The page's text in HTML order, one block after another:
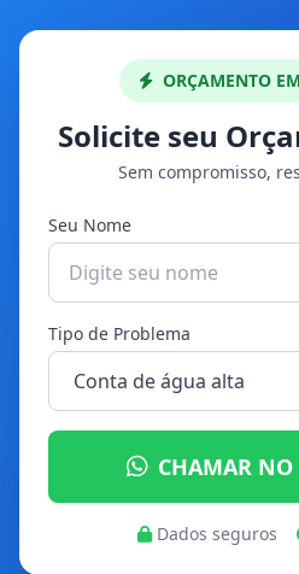
ORÇAMENTO
Solicite seu
Sem compromisso,
Seu Nome
Tipo de Problema
CHAMAR NO
Dados seguros